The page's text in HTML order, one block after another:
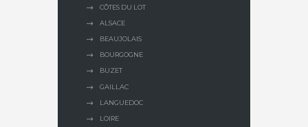
CÔTES DU LOT
ALSACE
BEAUJOLAIS
BOURGOGNE
BUZET
GAILLAC
LANGUEDOC
LOIRE